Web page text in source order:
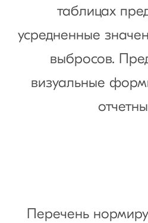
таблицах
усредненные
выбросов.
визуальные
Перечень